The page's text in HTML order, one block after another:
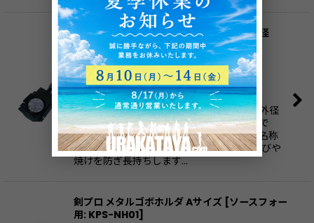
ソースフォー ユニバーサルホルダー 外径
86mm(Bサイズ)ゴボ アイリススロット
[ROSCO_15786]
7,800円 (税別)
(税込: 8,580円)
■ソースフォー ユニバーサルホルダー 外径
86mm(Bサイズ)ゴボ アイリススロットで
す。メタル・ガラスパターンホルダという名称
もあります。 ■特殊耐熱性のアルミで、錆びや
焼けを防ぎ長持ちします…
剣プロ メタルゴボホルダ Aサイズ [ソースフォー
用: KPS-NH01]